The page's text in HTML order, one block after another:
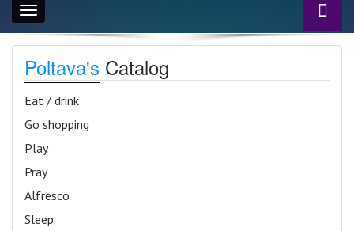
Toggle
navigation
Poltava's Catalog
Eat / drink
Go shopping
Play
Pray
Alfresco
Sleep